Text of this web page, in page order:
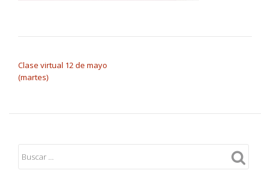
Clase virtual 12 de mayo
(martes)